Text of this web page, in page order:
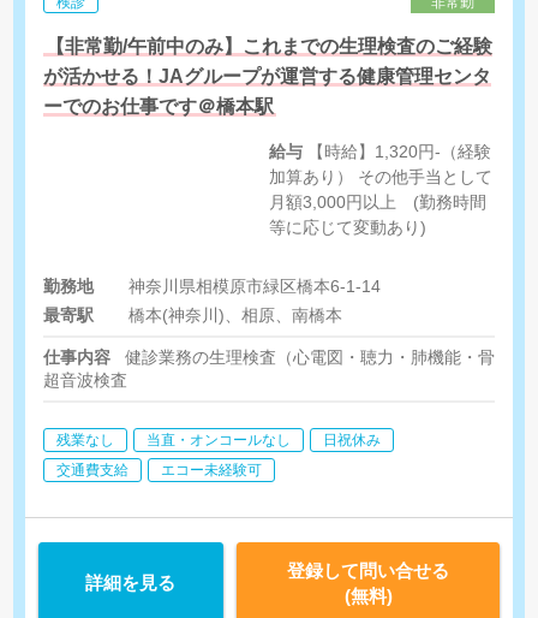
【非常勤/午前中のみ】これまでの生理検査のご経験
が活かせる！JAグループが運営する健康管理センタ
ーでのお仕事です＠橋本駅
給与
加算あり） その他手当として
月額3,000円以上 (勤務時間
等に応じて変動あり)
勤務地
神奈川県相模原市緑区橋本6-1-14
最寄駅
橋本(神奈川)、相原、南橋本
仕事内容
健診業務の生理検査（心電図・聴力・肺機能・骨密度
超音波検査
残業なし 当直・オンコールなし
日祝休み
交通費支給
エコー未経験可
詳細を見る
登録して問い合せる
(無料)